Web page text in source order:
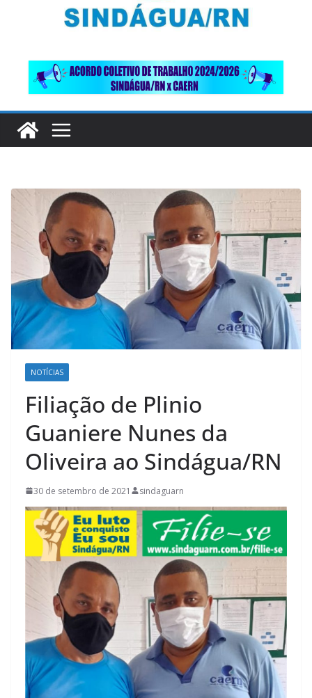
NOTÍCIAS
Filiação de Plinio
Guaniere Nunes da
Oliveira ao Sindágua/RN
30 de setembro de 2021 sindaguarn